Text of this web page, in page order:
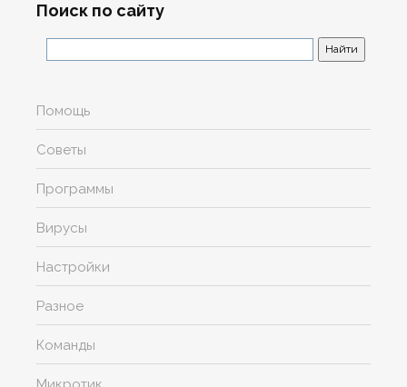
Поиск по сайту
Помощь
Советы
Программы
Вирусы
Настройки
Разное
Команды